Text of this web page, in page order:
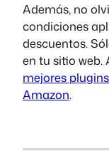
Además, no
condiciones
descuentos.
en tu sitio web.
mejores
Amazon.